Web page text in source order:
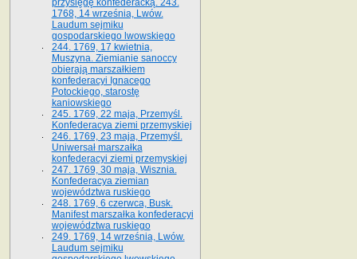
przysięgę konfederacką. 243.
1768, 14 września, Lwów.
Laudum sejmiku
gospodarskiego lwowskiego
244. 1769, 17 kwietnia,
Muszyna. Ziemianie sanoccy
obierają marszałkiem
konfederacyi Ignacego
Potockiego, starostę
kaniowskiego
245. 1769, 22 maja, Przemyśl.
Konfederacya ziemi przemyskiej
246. 1769, 23 maja, Przemyśl.
Uniwersał marszałka
konfederacyi ziemi przemyskiej
247. 1769, 30 maja, Wisznia.
Konfederacya ziemian
województwa ruskiego
248. 1769, 6 czerwca, Busk.
Manifest marszałka konfederacyi
województwa ruskiego
249. 1769, 14 września, Lwów.
Laudum sejmiku